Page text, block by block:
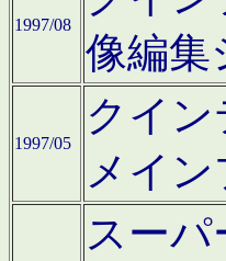
1997/08
像編集
1997/05
クイ
メイ
スー